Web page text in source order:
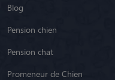
Blog
Pension chien
Pension chat
Promeneur de Chien